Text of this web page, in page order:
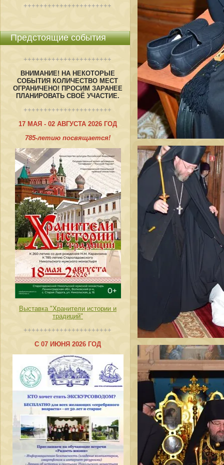
++++++++++++++++++++++
Предстоящие события
++++++++++++++++++++++
ВНИМАНИЕ! НА НЕКОТОРЫЕ
СОБЫТИЯ КОЛИЧЕСТВО МЕСТ
ОГРАНИЧЕНО! ПРОСИМ ЗАРАНЕЕ
ПЛАНИРОВАТЬ СВОЁ УЧАСТИЕ.
++++++++++++++++++++++
17 МАЯ - 02 АВГУСТА 2026 ГОД
785-летию посвящается!
Выставка "Хранители истории и
традиций"
++++++++++++++++++++++
С 07 ИЮНЯ 2026 ГОД